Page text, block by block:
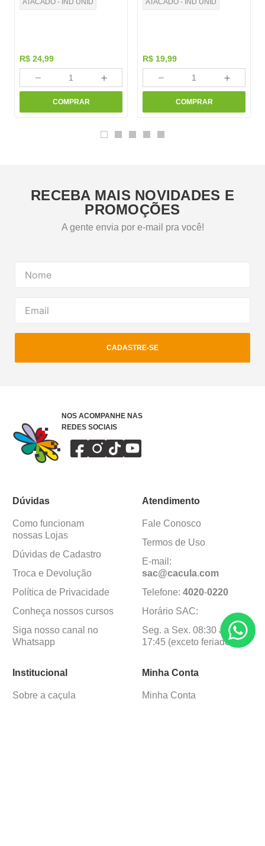
ATACADO - IND UNID
R$ 24,99
＋
－
COMPRAR
ATACADO - IND UNID
R$ 19,99
＋
－
COMPRAR
RECEBA MAIS NOVIDADES E
PROMOÇÕES
A gente envia por e-mail pra você!
CADASTRE-SE
NOS ACOMPANHE NAS
REDES SOCIAIS
Dúvidas
Como funcionam
nossas Lojas
Dúvidas de Cadastro
Troca e Devolução
Política de Privacidade
Conheça nossos cursos
Siga nosso canal no
Whatsapp
Atendimento
Fale Conosco
Termos de Uso
E-mail:
sac@cacula.com
Telefone: 4020-0220
Horário SAC:
Seg. a Sex. 08:30 às
17:45 (exceto feriados)
Institucional
Sobre a caçula
Minha Conta
Minha Conta